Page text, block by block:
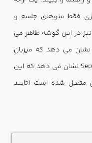
فقط منوهای جلسه و
نیز در این گوشه ظاهر می
می دهد که میزبان
متصل شده است (تایید